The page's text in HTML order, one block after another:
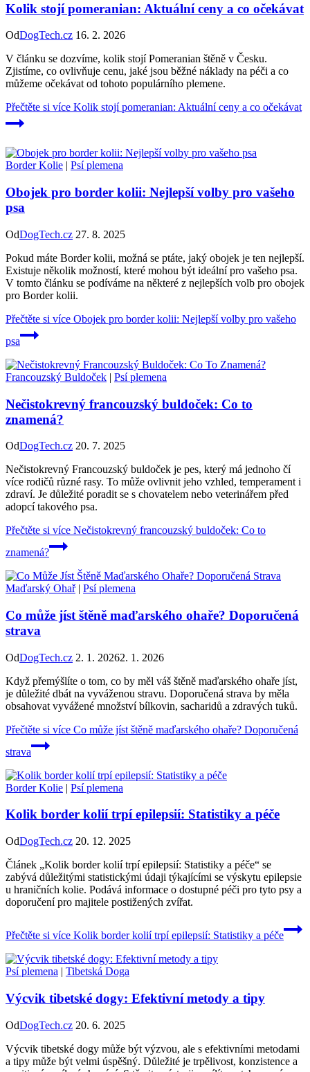
Kolik stojí pomeranian: Aktuální ceny a co očekávat
OdDogTech.cz 16. 2. 2026
V článku se dozvíme, kolik stojí Pomeranian štěně v Česku.
Zjistíme, co ovlivňuje cenu, jaké jsou běžné náklady na péči a co
můžeme očekávat od tohoto populárního plemene.
Přečtěte si více Kolik stojí pomeranian: Aktuální ceny a co očekávat
Border Kolie | Psí plemena
Obojek pro border kolii: Nejlepší volby pro vašeho
psa
OdDogTech.cz 27. 8. 2025
Pokud máte Border kolii, možná se ptáte, jaký obojek je ten nejlepší.
Existuje několik možností, které mohou být ideální pro vašeho psa.
V tomto článku se podíváme na některé z nejlepších volb pro obojek
pro Border kolii.
Přečtěte si více Obojek pro border kolii: Nejlepší volby pro vašeho
psa
Francouzský Buldoček | Psí plemena
Nečistokrevný francouzský buldoček: Co to
znamená?
OdDogTech.cz 20. 7. 2025
Nečistokrevný Francouzský buldoček je pes, který má jednoho čí
více rodičů různé rasy. To může ovlivnit jeho vzhled, temperament i
zdraví. Je důležité poradit se s chovatelem nebo veterinářem před
adopcí takového psa.
Přečtěte si více Nečistokrevný francouzský buldoček: Co to
znamená?
Maďarský Ohař| Psí plemena
Co může jíst štěně maďarského ohaře? Doporučená
strava
OdDogTech.cz 2. 1. 20262. 1. 2026
Když přemýšlíte o tom, co by měl váš štěně maďarského ohaře jíst,
je důležité dbát na vyváženou stravu. Doporučená strava by měla
obsahovat vyvážené množství bílkovin, sacharidů a zdravých tuků.
Přečtěte si více Co může jíst štěně maďarského ohaře? Doporučená
strava
Border Kolie | Psí plemena
Kolik border kolií trpí epilepsií: Statistiky a péče
OdDogTech.cz 20. 12. 2025
Článek „Kolik border kolií trpí epilepsií: Statistiky a péče“ se
zabývá důležitými statistickými údaji týkajícími se výskytu epilepsie
u hraničních kolie. Podává informace o dostupné péči pro tyto psy a
doporučení pro majitele postižených zvířat.
Přečtěte si více Kolik border kolií trpí epilepsií: Statistiky a péče
Psí plemena | Tibetská Doga
Výcvik tibetské dogy: Efektivní metody a tipy
OdDogTech.cz 20. 6. 2025
Výcvik tibetské dogy může být výzvou, ale s efektivními metodami
a tipy může být velmi úspěšný. Důležité je trpělivost, konzistence a